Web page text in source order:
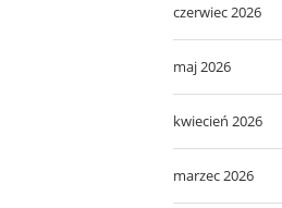
czerwiec 2026
maj 2026
kwiecień 2026
marzec 2026